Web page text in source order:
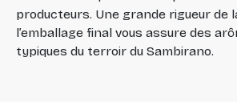
producteurs. Une grande rigueur de
l’emballage final vous assure des
typiques du terroir du Sambirano.